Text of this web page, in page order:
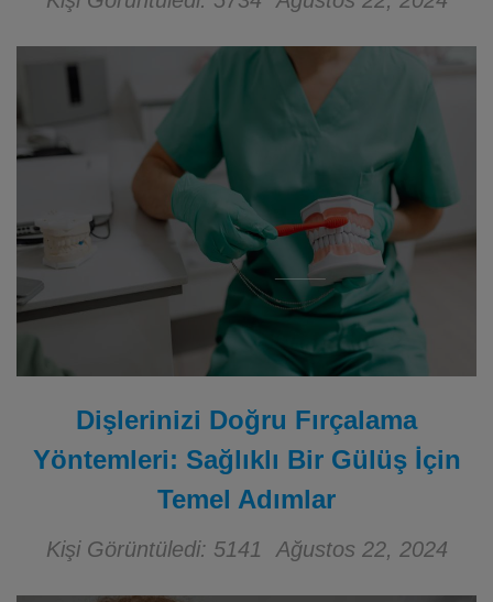
Dişlerinizi Doğru Fırçalama
Yöntemleri: Sağlıklı Bir Gülüş İçin
Temel Adımlar
Kişi Görüntüledi: 5141 Ağustos 22, 2024